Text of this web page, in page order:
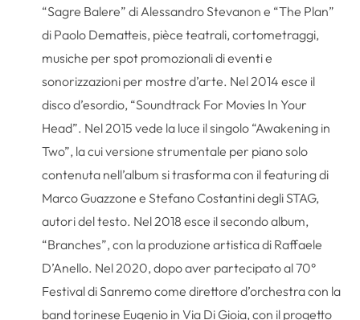
“Sagre Balere” di Alessandro Stevanon e “The Plan”
di Paolo Dematteis, pièce teatrali, cortometraggi,
musiche per spot promozionali di eventi e
sonorizzazioni per mostre d’arte. Nel 2014 esce il
disco d’esordio, “Soundtrack For Movies In Your
Head”. Nel 2015 vede la luce il singolo “Awakening in
Two”, la cui versione strumentale per piano solo
contenuta nell’album si trasforma con il featuring di
Marco Guazzone e Stefano Costantini degli STAG,
autori del testo. Nel 2018 esce il secondo album,
“Branches”, con la produzione artistica di Raffaele
D’Anello. Nel 2020, dopo aver partecipato al 70°
Festival di Sanremo come direttore d’orchestra con la
band torinese Eugenio in Via Di Gioia, con il progetto